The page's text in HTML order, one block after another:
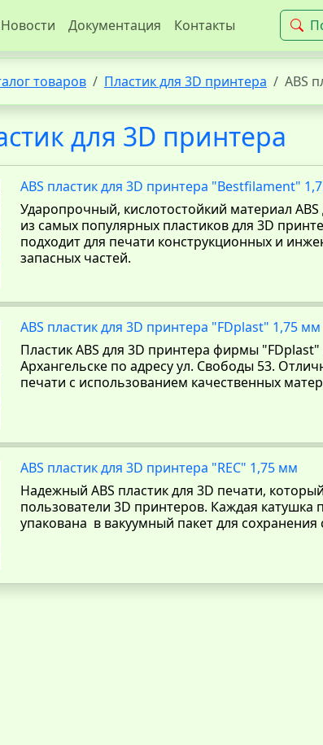
Новости Документация Контакты
товаров Пластик для 3D принтера ABS
для 3D принтера
ABS пластик для 3D принтера "Bestfilament"
Ударопрочный, кислотостойкий материал
из самых популярных пластиков для 3D
подходит для печати конструкционных и
запасных частей.
ABS пластик для 3D принтера "FDplast" 1,75 мм
Пластик ABS для 3D принтера фирмы
Архангельске по адресу ул. Свободы 53.
печати с использованием качественных
ABS пластик для 3D принтера "REC" 1,75 мм
Надежный ABS пластик для 3D печати,
пользователи 3D принтеров. Каждая катушка
упакована в вакуумный пакет для сохранения